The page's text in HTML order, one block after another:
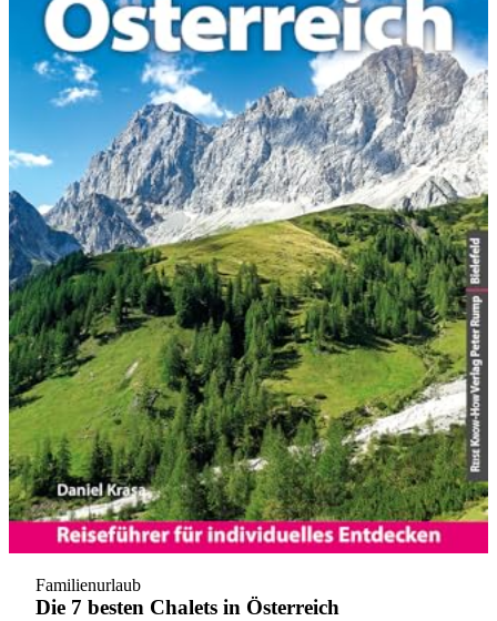
Familienurlaub
Die 7 besten Chalets in Österreich